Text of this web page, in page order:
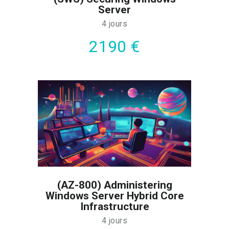
données pour Power BI, l’utilisation de
PIVOT et l’analyse de séries
temporelles vous permettront de
applicatif. De surcroît, les travaux
pratiques intensifs sur bases de
données réelles sont indispensables au
bon déroulement des opérations.
Chaque module est conçu pour vous
mettre en situation réelle. De cette
façon, vous serez pleinement autonome
dès votre retour en poste.
Server
4 jours
2190 €
(AZ-800) Administering
Windows Server Hybrid Core
Infrastructure
4 jours